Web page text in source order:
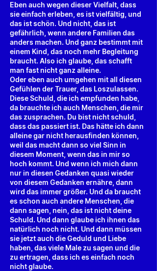
Eben auch wegen dieser Vielfalt, dass
sie einfach erleben, es ist vielfältig, und
das ist schön. Und nicht, das ist
gefährlich, wenn andere Familien das
anders machen. Und ganz bestimmt mit
einem Kind, das noch mehr Begleitung
braucht. Also ich glaube, das schafft
man fast nicht ganz alleine.
Oder eben auch umgehen mit all diesen
Gefühlen der Trauer, das Loszulassen.
Diese Schuld, die ich empfunden habe,
da brauchte ich auch Menschen, die mir
das zusprachen. Du bist nicht schuld,
dass das passiert ist. Das hätte ich dann
alleine gar nicht herausfinden können,
weil das macht dann so viel Sinn in
diesem Moment, wenn das in mir so
hoch kommt. Und wenn ich mich dann
nur in diesen Gedanken quasi wieder
von diesem Gedanken ernähre, dann
wird das immer größer. Und da braucht
es schon auch andere Menschen, die
dann sagen, nein, das ist nicht deine
Schuld. Und dann glaube ich ihnen das
natürlich noch nicht. Und dann müssen
sie jetzt auch die Geduld und Liebe
haben, das viele Male zu sagen und die
zu ertragen, dass ich es einfach noch
nicht glaube.